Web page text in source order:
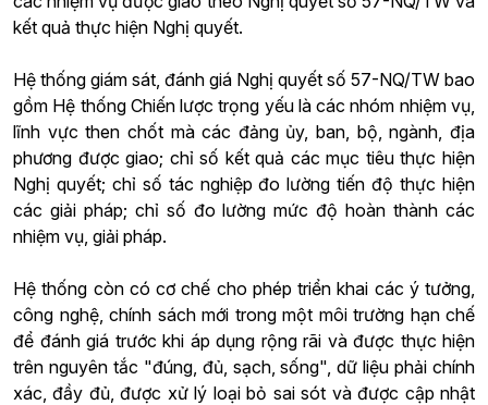
kết quả thực hiện Nghị quyết.
Hệ thống giám sát, đánh giá Nghị quyết số 57-NQ/TW bao
gồm Hệ thống Chiến lược trọng yếu là các nhóm nhiệm vụ,
lĩnh vực then chốt mà các đảng ủy, ban, bộ, ngành, địa
phương được giao; chỉ số kết quả các mục tiêu thực hiện
Nghị quyết; chỉ số tác nghiệp đo lường tiến độ thực hiện
các giải pháp; chỉ số đo lường mức độ hoàn thành các
nhiệm vụ, giải pháp.
Hệ thống còn có cơ chế cho phép triển khai các ý tưởng,
công nghệ, chính sách mới trong một môi trường hạn chế
để đánh giá trước khi áp dụng rộng rãi và được thực hiện
trên nguyên tắc "đúng, đủ, sạch, sống", dữ liệu phải chính
xác, đầy đủ, được xử lý loại bỏ sai sót và được cập nhật